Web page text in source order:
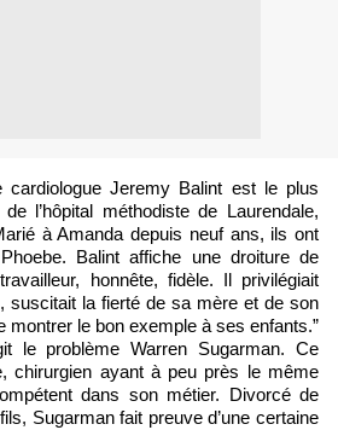
cardiologue Jeremy Balint est le plus
l’hôpital méthodiste de Laurendale,
à Amanda depuis neuf ans, ils ont
Balint affiche une droiture de
honnête, fidèle. Il privilégiait
suscitait la fierté de sa mère et de son
montrer le bon exemple à ses enfants.”
le problème Warren Sugarman. Ce
chirurgien ayant à peu près le même
dans son métier. Divorcé de
Sugarman fait preuve d’une certaine